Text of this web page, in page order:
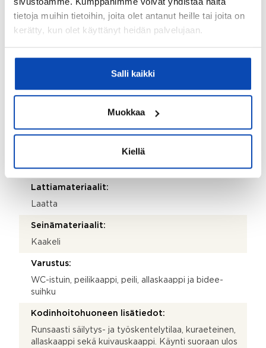
tietoja muihin tietoihin, joita olet antanut heille tai joita on
kerätty, kun olet käyttänyt heidän palvelujaan.
Salli kaikki
Muokkaa
Kiellä
Sähkökiuas
Lattiamateriaalit:
Paneeli
Kaksi erillistä wc:tä.
2
Lattiamateriaalit:
Laatta
Seinämateriaalit:
Kaakeli
Varustus:
WC-istuin, peilikaappi, peili, allaskaappi ja bidee-
suihku
Kodinhoitohuoneen lisätiedot:
Runsaasti säilytys- ja työskentelytilaa, kuraeteinen,
allaskaappi sekä kuivauskaappi. Käynti suoraan ulos